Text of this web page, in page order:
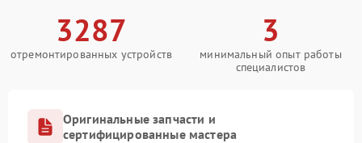
3287
отремонтированных устройств
3
минимальный опыт работы
специалистов
Оригинальные запчасти и
сертифицированные мастера